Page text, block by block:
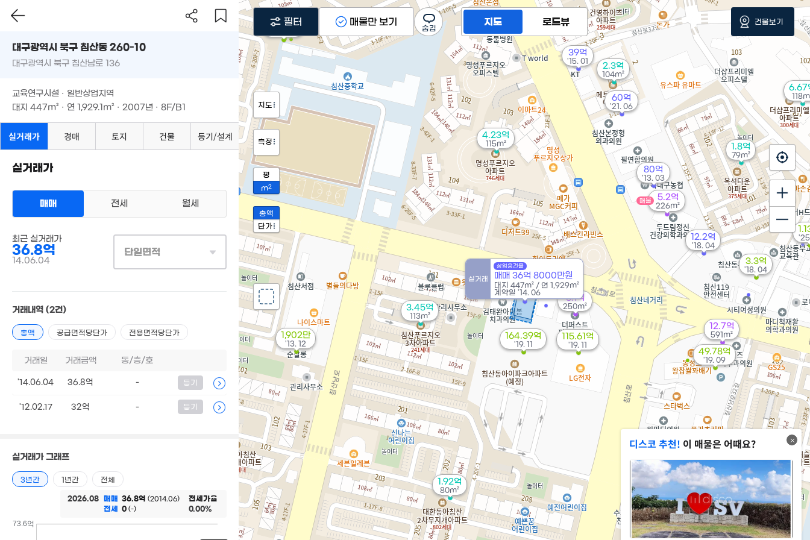
1.8억
79m²
1.92억
80m²
4.23억
115m²
6.67
3.45억
113m²
12.7억
591m²
5.2억
226m²
매물
2.3억
104m²
8,430만
3.09억
100m²
60억
'21. 06
2.22억
99m²
115.61억
'19. 11
164.39억
'19. 11
49.78억
'19. 09
6.1억
250m²
3.3억
'18. 04
12.2억
'18. 04
39억
'15. 01
실거래
상업용건물
매매 36억 8000만원
대지 447m² / 연 1,929m²
계약일 '14. 06
1,902만
'13. 12
80억
'13. 03
디스코 추천! 이 매물은 어때요?
지도 로드뷰
지도
측정
평
m2
총액
단가
필터 매물만 보기 건물보기
대구광역시 북구 침산동 260-10
대구광역시 북구 침산남로 136
교육연구시설 · 일반상업지역
대지 447m² · 연 1,929.1m² · 2007년 · 8F/B1
실거래가 경매 토지 건물 등기/설계
실거래가
매매 전세 월세
최근 실거래가
36.8억
14.06.04
단일면적
거래내역 (2건)
총액 공급면적당단가 전용면적당단가
거래일 거래금액 동/층/호
'14.06.04 36.8억 - 등기
'12.02.17 32억 - 등기
실거래가 그래프
3년간 1년간 전체
2026.08 매매 36.8억 (2014.06)
전세 0 (-)
전세가율
0.00%
73.6억